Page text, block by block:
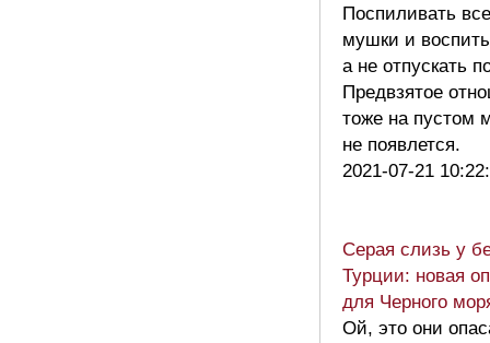
Поспиливать
мушки и
а не отпускать
Предвзятое
тоже на пустом
не появлется.
2021-07-21
Серая слизь у
Турции: новая
для Черного
Ой, это они